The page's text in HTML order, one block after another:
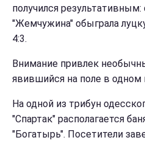
получился результативным:
"Жемчужина" обыграла
4:3.
Внимание привлек
явившийся на поле в одном
На одной из трибун
"Спартак" располагается
"Богатырь". Посетители